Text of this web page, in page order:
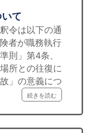
て
令は以下の通
者が職務執行
則」第4条、
所との往復に
」の意義につ
続きを読む